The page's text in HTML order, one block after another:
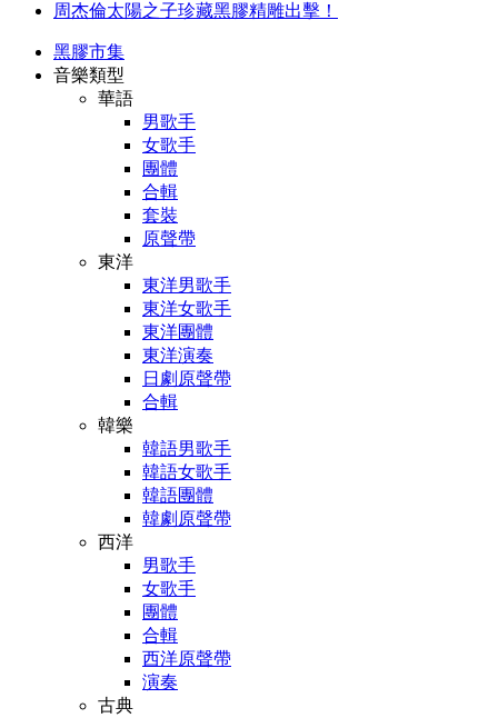
周杰倫太陽之子珍藏黑膠精雕出擊！
黑膠市集
音樂類型
華語
男歌手
女歌手
團體
合輯
套裝
原聲帶
東洋
東洋男歌手
東洋女歌手
東洋團體
東洋演奏
日劇原聲帶
合輯
韓樂
韓語男歌手
韓語女歌手
韓語團體
韓劇原聲帶
西洋
男歌手
女歌手
團體
合輯
西洋原聲帶
演奏
古典